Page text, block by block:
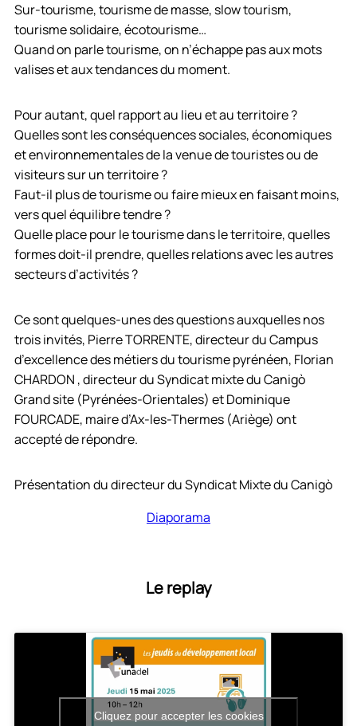
Sur-tourisme, tourisme de masse, slow tourism,
tourisme solidaire, écotourisme…
Quand on parle tourisme, on n’échappe pas aux mots
valises et aux tendances du moment.
Pour autant, quel rapport au lieu et au territoire ?
Quelles sont les conséquences sociales, économiques
et environnementales de la venue de touristes ou de
visiteurs sur un territoire ?
Faut-il plus de tourisme ou faire mieux en faisant moins,
vers quel équilibre tendre ?
Quelle place pour le tourisme dans le territoire, quelles
formes doit-il prendre, quelles relations avec les autres
secteurs d’activités ?
Ce sont quelques-unes des questions auxquelles nos
trois invités, Pierre TORRENTE, directeur du Campus
d’excellence des métiers du tourisme pyrénéen, Florian
CHARDON , directeur du Syndicat mixte du Canigò
Grand site (Pyrénées-Orientales) et Dominique
FOURCADE, maire d’Ax-les-Thermes (Ariège) ont
accepté de répondre.
Présentation du directeur du Syndicat Mixte du Canigò
Diaporama
Le replay
Cliquez pour accepter les cookies